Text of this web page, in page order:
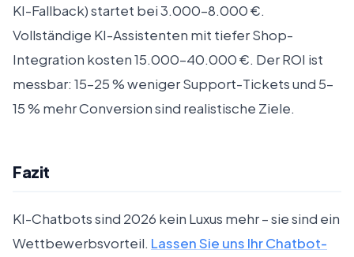
KI-Fallback) startet bei 3.000–8.000 €.
Vollständige KI-Assistenten mit tiefer Shop-
Integration kosten 15.000–40.000 €. Der ROI ist
messbar: 15–25 % weniger Support-Tickets und 5–
15 % mehr Conversion sind realistische Ziele.
Fazit
KI-Chatbots sind 2026 kein Luxus mehr – sie sind ein
Wettbewerbsvorteil. Lassen Sie uns Ihr Chatbot-